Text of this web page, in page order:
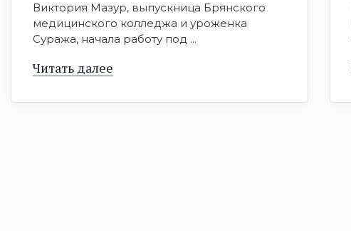
Виктория Мазур, выпускница Брянского
медицинского колледжа и уроженка
Суража, начала работу под ...
Читать далее